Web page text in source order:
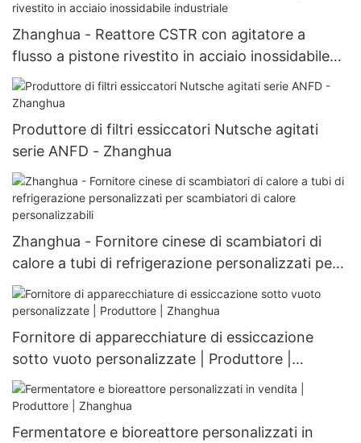
Zhanghua - Reattore CSTR con agitatore a
flusso a pistone rivestito in acciaio inossidabile
industriale
Produttore di filtri essiccatori Nutsche agitati
serie ANFD - Zhanghua
Zhanghua - Fornitore cinese di scambiatori di
calore a tubi di refrigerazione personalizzati per
scambiatori di calore personalizzabili
Fornitore di apparecchiature di essiccazione
sotto vuoto personalizzate | Produttore |
Zhanghua
Fermentatore e bioreattore personalizzati in